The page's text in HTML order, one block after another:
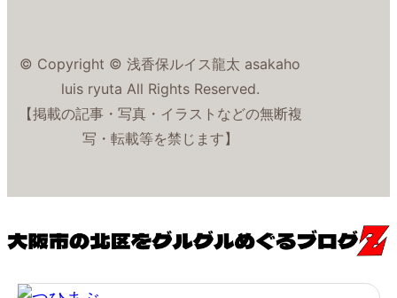
© Copyright © 浅香保ルイス龍太 asakaho
luis ryuta All Rights Reserved.
【掲載の記事・写真・イラストなどの無断複
写・転載等を禁じます】